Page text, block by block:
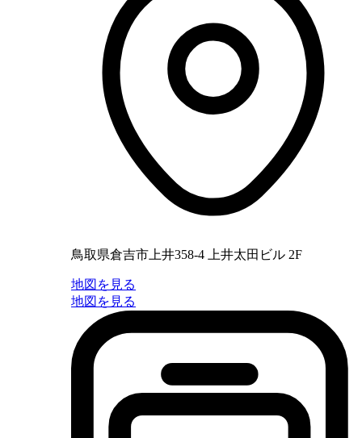
鳥取県倉吉市上井358-4 上井太田ビル 2F
地図を見る
地図を見る